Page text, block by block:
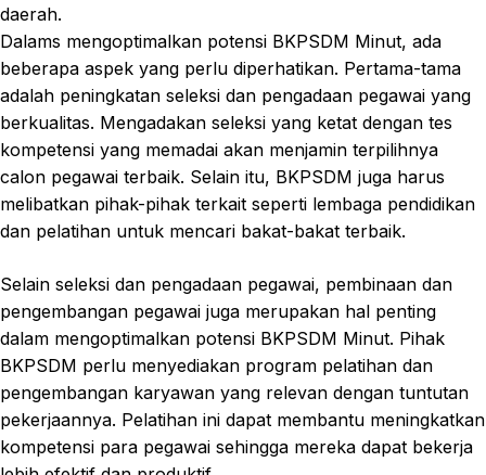
daerah.
Dalams mengoptimalkan potensi BKPSDM Minut, ada
beberapa aspek yang perlu diperhatikan. Pertama-tama
adalah peningkatan seleksi dan pengadaan pegawai yang
berkualitas. Mengadakan seleksi yang ketat dengan tes
kompetensi yang memadai akan menjamin terpilihnya
calon pegawai terbaik. Selain itu, BKPSDM juga harus
melibatkan pihak-pihak terkait seperti lembaga pendidikan
dan pelatihan untuk mencari bakat-bakat terbaik.
Selain seleksi dan pengadaan pegawai, pembinaan dan
pengembangan pegawai juga merupakan hal penting
dalam mengoptimalkan potensi BKPSDM Minut. Pihak
BKPSDM perlu menyediakan program pelatihan dan
pengembangan karyawan yang relevan dengan tuntutan
pekerjaannya. Pelatihan ini dapat membantu meningkatkan
kompetensi para pegawai sehingga mereka dapat bekerja